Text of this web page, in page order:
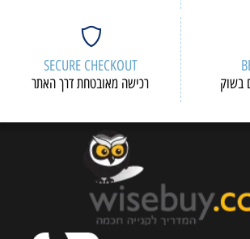
בשוק
SECURE CHECKOUT
רכישה מאובטחת דרך האתר